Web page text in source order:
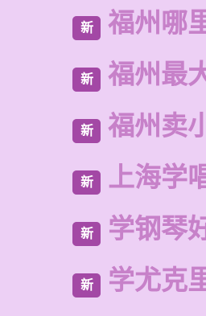
新 福州哪
新 福州最
新 福州卖
新 上海学
新 学钢琴
新 学尤克